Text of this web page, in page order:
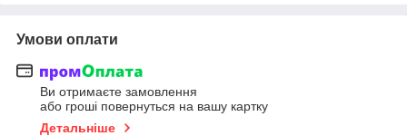
Умови оплати
Ви отримаєте замовлення
або гроші повернуться на вашу картку
Детальніше